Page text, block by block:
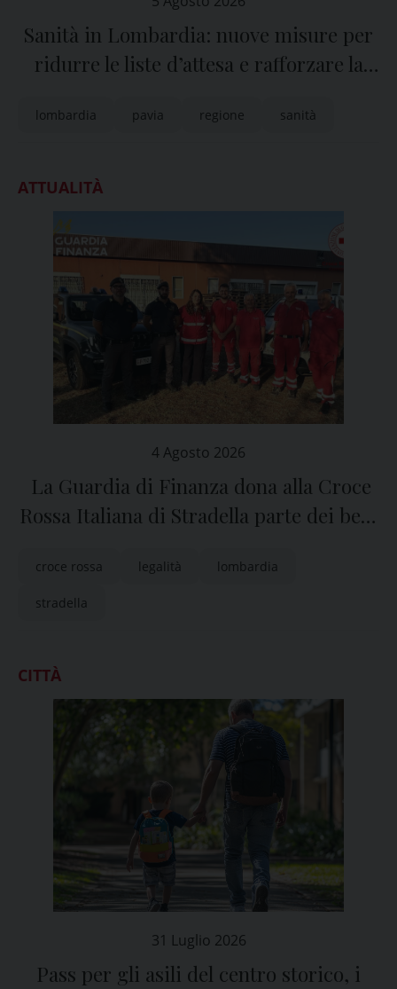
Sanità in Lombardia: nuove misure per
ridurre le liste d’attesa e rafforzare la
lombardia pavia regione sanità
ATTUALITÀ
4 Agosto 2026
La Guardia di Finanza dona alla Croce
Rossa Italiana di Stradella parte dei beni
di sigarette
croce rossa legalità lombardia
stradella
CITTÀ
31 Luglio 2026
Pass per gli asili del centro storico, i